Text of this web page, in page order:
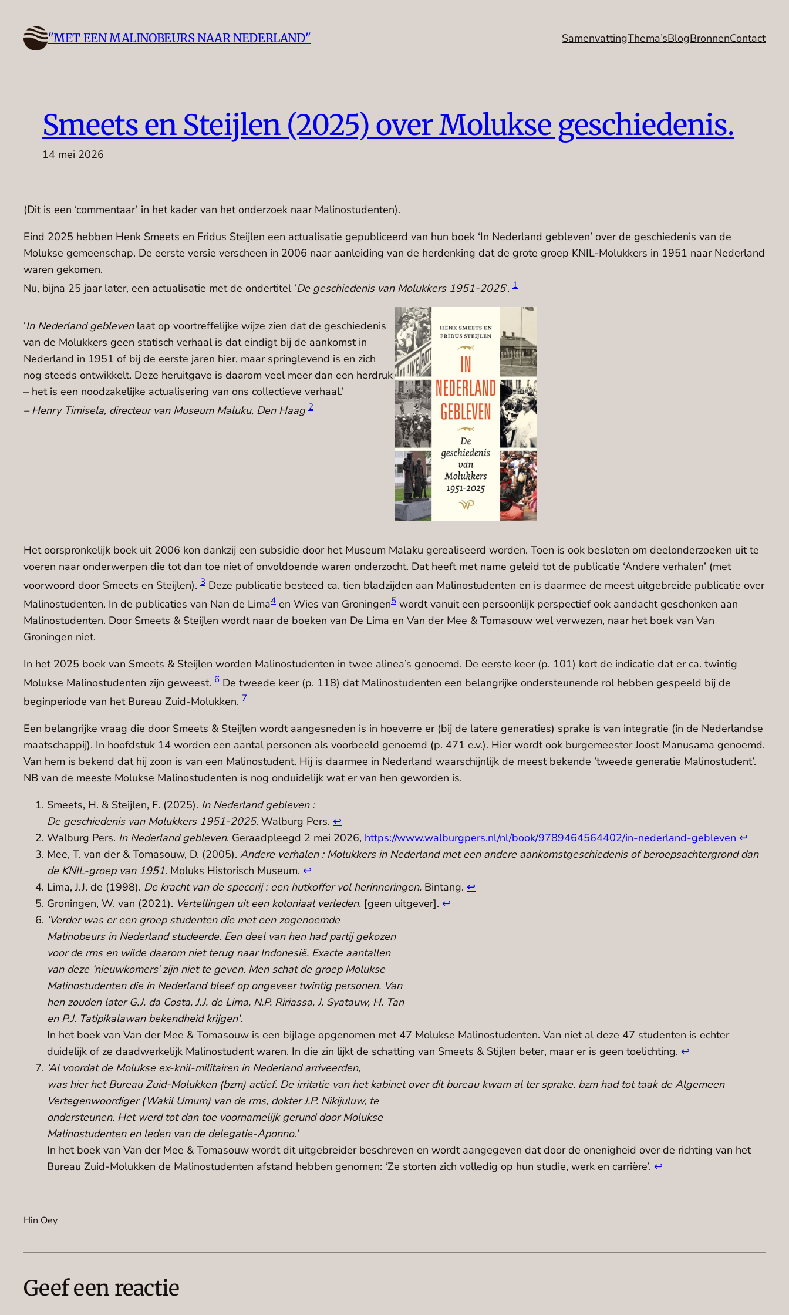
"MET EEN MALINOBEURS NAAR NEDERLAND" SamenvattingThema’sBlogBronnenContact
Smeets en Steijlen (2025) over Molukse geschiedenis.
14 mei 2026
(Dit is een ‘commentaar’ in het kader van het onderzoek naar Malinostudenten).
Eind 2025 hebben Henk Smeets en Fridus Steijlen een actualisatie gepubliceerd van hun boek ‘In Nederland gebleven’ over de geschiedenis van de
Molukse gemeenschap. De eerste versie verscheen in 2006 naar aanleiding van de herdenking dat de grote groep KNIL-Molukkers in 1951 naar Nederland
waren gekomen.
Nu, bijna 25 jaar later, een actualisatie met de ondertitel ‘De geschiedenis van Molukkers 1951-2025‘. 1
‘In Nederland geblevenlaat op voortreffelijke wijze zien dat de geschiedenis
van de Molukkers geen statisch verhaal is dat eindigt bij de aankomst in
Nederland in 1951 of bij de eerste jaren hier, maar springlevend is en zich
nog steeds ontwikkelt. Deze heruitgave is daarom veel meer dan een herdruk
– het is een noodzakelijke actualisering van ons collectieve verhaal.’
– Henry Timisela, directeur van Museum Maluku, Den Haag 2
Het oorspronkelijk boek uit 2006 kon dankzij een subsidie door het Museum Malaku gerealiseerd worden. Toen is ook besloten om deelonderzoeken uit te
voeren naar onderwerpen die tot dan toe niet of onvoldoende waren onderzocht. Dat heeft met name geleid tot de publicatie ‘Andere verhalen’ (met
voorwoord door Smeets en Steijlen). 3 Deze publicatie besteed ca. tien bladzijden aan Malinostudenten en is daarmee de meest uitgebreide publicatie over
Malinostudenten. In de publicaties van Nan de Lima4 en Wies van Groningen5 wordt vanuit een persoonlijk perspectief ook aandacht geschonken aan
Malinostudenten. Door Smeets & Steijlen wordt naar de boeken van De Lima en Van der Mee & Tomasouw wel verwezen, naar het boek van Van
Groningen niet.
In het 2025 boek van Smeets & Steijlen worden Malinostudenten in twee alinea’s genoemd. De eerste keer (p. 101) kort de indicatie dat er ca. twintig
Molukse Malinostudenten zijn geweest. 6 De tweede keer (p. 118) dat Malinostudenten een belangrijke ondersteunende rol hebben gespeeld bij de
beginperiode van het Bureau Zuid-Molukken. 7
Een belangrijke vraag die door Smeets & Steijlen wordt aangesneden is in hoeverre er (bij de latere generaties) sprake is van integratie (in de Nederlandse
maatschappij). In hoofdstuk 14 worden een aantal personen als voorbeeld genoemd (p. 471 e.v.). Hier wordt ook burgemeester Joost Manusama genoemd.
Van hem is bekend dat hij zoon is van een Malinostudent. Hij is daarmee in Nederland waarschijnlijk de meest bekende ’tweede generatie Malinostudent’.
NB van de meeste Molukse Malinostudenten is nog onduidelijk wat er van hen geworden is.
Smeets, H. & Steijlen, F. (2025). In Nederland gebleven :
De geschiedenis van Molukkers 1951-2025. Walburg Pers. ↩︎
Walburg Pers. In Nederland gebleven. Geraadpleegd 2 mei 2026, https://www.walburgpers.nl/nl/book/9789464564402/in-nederland-gebleven ↩︎
Mee, T. van der & Tomasouw, D. (2005). Andere verhalen : Molukkers in Nederland met een andere aankomstgeschiedenis of beroepsachtergrond dan
de KNIL-groep van 1951. Moluks Historisch Museum. ↩︎
Lima, J.J. de (1998). De kracht van de specerij : een hutkoffer vol herinneringen. Bintang. ↩︎
Groningen, W. van (2021). Vertellingen uit een koloniaal verleden. [geen uitgever]. ↩︎
‘Verder was er een groep studenten die met een zogenoemde
Malinobeurs in Nederland studeerde. Een deel van hen had partij gekozen
voor de rms en wilde daarom niet terug naar Indonesië. Exacte aantallen
van deze ‘nieuwkomers’ zijn niet te geven. Men schat de groep Molukse
Malinostudenten die in Nederland bleef op ongeveer twintig personen. Van
hen zouden later G.J. da Costa, J.J. de Lima, N.P. Ririassa, J. Syatauw, H. Tan
en P.J. Tatipikalawan bekendheid krijgen’.
In het boek van Van der Mee & Tomasouw is een bijlage opgenomen met 47 Molukse Malinostudenten. Van niet al deze 47 studenten is echter
duidelijk of ze daadwerkelijk Malinostudent waren. In die zin lijkt de schatting van Smeets & Stijlen beter, maar er is geen toelichting. ↩︎
‘Al voordat de Molukse ex-knil-militairen in Nederland arriveerden,
was hier het Bureau Zuid-Molukken (bzm) actief. De irritatie van het kabinet over dit bureau kwam al ter sprake. bzm had tot taak de Algemeen
Vertegenwoordiger (Wakil Umum) van de rms, dokter J.P. Nikijuluw, te
ondersteunen. Het werd tot dan toe voornamelijk gerund door Molukse
Malinostudenten en leden van de delegatie-Aponno.’
In het boek van Van der Mee & Tomasouw wordt dit uitgebreider beschreven en wordt aangegeven dat door de onenigheid over de richting van het
Bureau Zuid-Molukken de Malinostudenten afstand hebben genomen: ‘Ze storten zich volledig op hun studie, werk en carrière’. ↩︎
Hin Oey
Geef een reactie